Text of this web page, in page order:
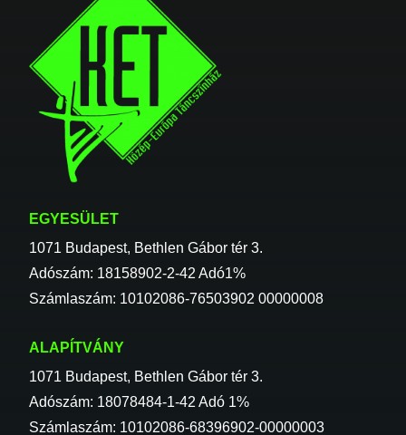
EGYESÜLET
1071 Budapest, Bethlen Gábor tér 3.
Adószám: 18158902-2-42 Adó1%
Számlaszám: 10102086-76503902 00000008
ALAPÍTVÁNY
1071 Budapest, Bethlen Gábor tér 3.
Adószám: 18078484-1-42 Adó 1%
Számlaszám: 10102086-68396902-00000003